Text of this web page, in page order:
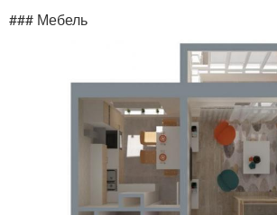
### Мебель